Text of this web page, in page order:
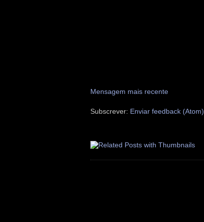
Mensagem mais recente
Subscrever: Enviar feedback (Atom)